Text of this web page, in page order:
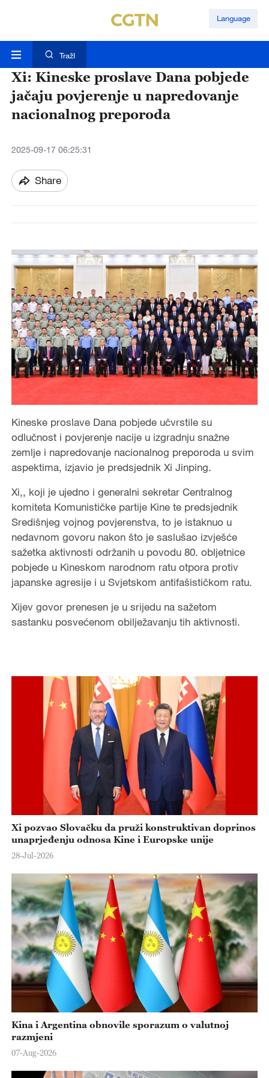
Language
TražI
Xi: Kineske proslave Dana pobjede
jačaju povjerenje u napredovanje
nacionalnog preporoda
2025-09-17 06:25:31
Share
Kineske proslave Dana pobjede učvrstile su
odlučnost i povjerenje nacije u izgradnju snažne
zemlje i napredovanje nacionalnog preporoda u svim
aspektima, izjavio je predsjednik Xi Jinping.
Xi,, koji je ujedno i generalni sekretar Centralnog
komiteta Komunističke partije Kine te predsjednik
Središnjeg vojnog povjerenstva, to je istaknuo u
nedavnom govoru nakon što je saslušao izvješće
sažetka aktivnosti održanih u povodu 80. obljetnice
pobjede u Kineskom narodnom ratu otpora protiv
japanske agresije i u Svjetskom antifašističkom ratu.
Xijev govor prenesen je u srijedu na sažetom
sastanku posvećenom obilježavanju tih aktivnosti.
Xi pozvao Slovačku da pruži konstruktivan doprinos
unaprjeđenju odnosa Kine i Europske unije
28-Jul-2026
Kina i Argentina obnovile sporazum o valutnoj
razmjeni
07-Aug-2026